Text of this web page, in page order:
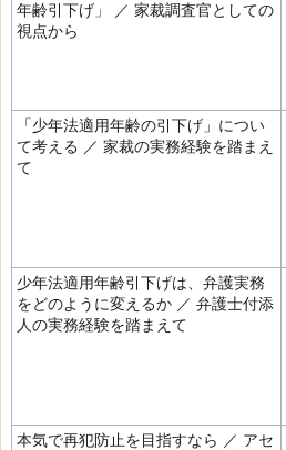
年齢引下げ」 ／ 家裁調査官としての
視点から
「少年法適用年齢の引下げ」につい
て考える ／ 家裁の実務経験を踏まえ
て
少年法適用年齢引下げは、弁護実務
をどのように変えるか ／ 弁護士付添
人の実務経験を踏まえて
本気で再犯防止を目指すなら ／ アセ